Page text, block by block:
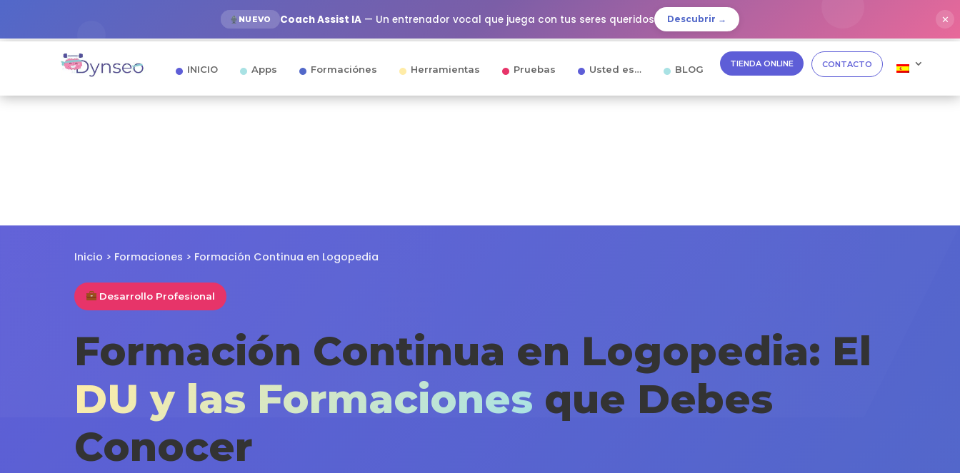
NUEVO Coach Assist IA— Un entrenador vocal que juega con tus seres queridos Descubrir → ✕
INICIO Apps Formaciónes Herramientas Pruebas Usted es… BLOG TIENDA ONLINE CONTACTO
Inicio > Formaciones > Formación Continua en Logopedia
Desarrollo Profesional
Formación Continua en Logopedia: El
DU y las Formaciones que Debes
Conocer